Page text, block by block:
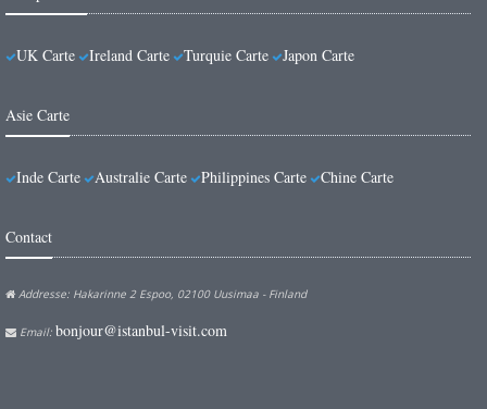
UK Carte Ireland Carte Turquie Carte Japon Carte
Asie Carte
Inde Carte Australie Carte Philippines Carte Chine Carte
Contact
Addresse: Hakarinne 2 Espoo, 02100 Uusimaa - Finland
Email: bonjour@istanbul-visit.com